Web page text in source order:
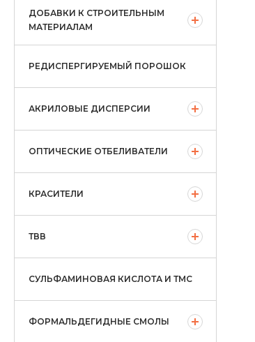
ДОБАВКИ К СТРОИТЕЛЬНЫМ
МАТЕРИАЛАМ
РЕДИСПЕРГИРУЕМЫЙ ПОРОШОК
АКРИЛОВЫЕ ДИСПЕРСИИ
ОПТИЧЕСКИЕ ОТБЕЛИВАТЕЛИ
КРАСИТЕЛИ
ТВВ
СУЛЬФАМИНОВАЯ КИСЛОТА И ТМС
ФОРМАЛЬДЕГИДНЫЕ СМОЛЫ